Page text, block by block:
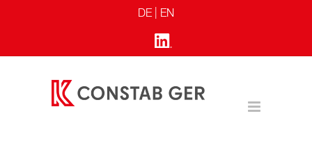
DE | EN